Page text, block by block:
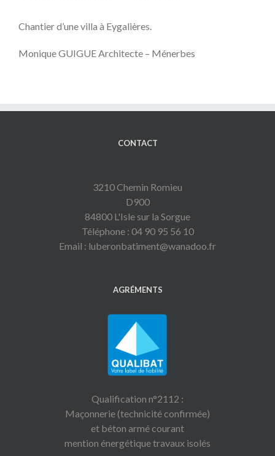
Chantier d’une villa à Eygalières.
Monique GUIGUE Architecte – Ménerbes
CONTACT
3210 Chemin Romieu
D900
84800 L'Isle sur la Sorgue
Téléphone : 04 90 95 56 10
Email : luberonbatiment@wanadoo.fr
AGRÉMENTS
Qualification n°2112 :
Maçonnerie (technicité confirmée)
et béton armé courant
mention énergétique travaux isolés